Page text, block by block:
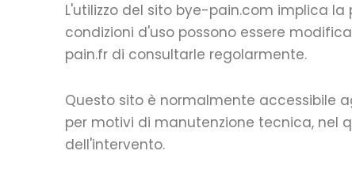
L'utilizzo del sito bye-pain.com implica
condizioni d'uso possono essere
pain.fr di consultarle regolarmente.
Questo sito è normalmente accessibile
per motivi di manutenzione tecnica, nel
dell'intervento.